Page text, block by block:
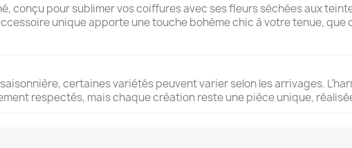
conçu pour sublimer vos coiffures avec ses fleurs séchées aux
unique apporte une touche bohème chic à votre tenue, que
certaines variétés peuvent varier selon les arrivages.
respectés, mais chaque création reste une pièce unique,